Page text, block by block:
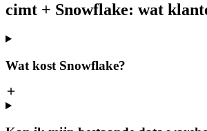
cimt + Snowflake: wat
Wat kost Snowflake?